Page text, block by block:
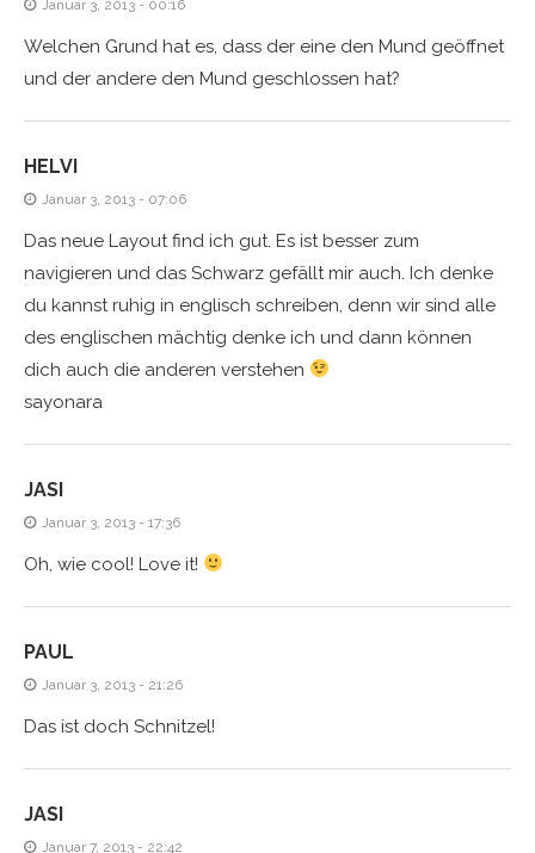
Januar 3, 2013 - 00:16
Welchen Grund hat es, dass der eine den Mund geöffnet
und der andere den Mund geschlossen hat?
HELVI
Januar 3, 2013 - 07:06
Das neue Layout find ich gut. Es ist besser zum
navigieren und das Schwarz gefällt mir auch. Ich denke
du kannst ruhig in englisch schreiben, denn wir sind alle
des englischen mächtig denke ich und dann können
dich auch die anderen verstehen
sayonara
JASI
Januar 3, 2013 - 17:36
Oh, wie cool! Love it!
PAUL
Januar 3, 2013 - 21:26
Das ist doch Schnitzel!
JASI
Januar 7, 2013 - 22:42